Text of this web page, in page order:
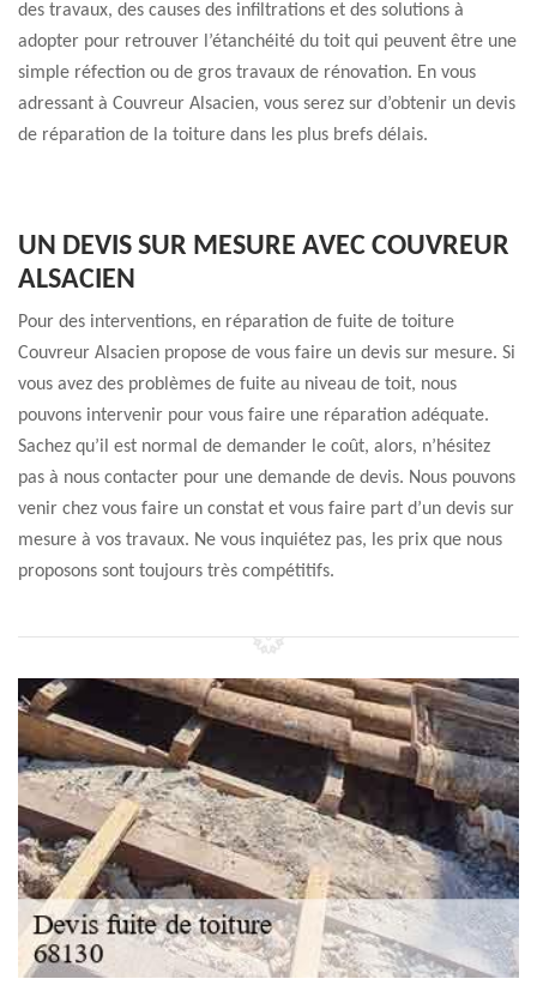
des travaux, des causes des infiltrations et des solutions à
adopter pour retrouver l’étanchéité du toit qui peuvent être une
simple réfection ou de gros travaux de rénovation. En vous
adressant à Couvreur Alsacien, vous serez sur d’obtenir un devis
de réparation de la toiture dans les plus brefs délais.
UN DEVIS SUR MESURE AVEC COUVREUR
ALSACIEN
Pour des interventions, en réparation de fuite de toiture
Couvreur Alsacien propose de vous faire un devis sur mesure. Si
vous avez des problèmes de fuite au niveau de toit, nous
pouvons intervenir pour vous faire une réparation adéquate.
Sachez qu’il est normal de demander le coût, alors, n’hésitez
pas à nous contacter pour une demande de devis. Nous pouvons
venir chez vous faire un constat et vous faire part d’un devis sur
mesure à vos travaux. Ne vous inquiétez pas, les prix que nous
proposons sont toujours très compétitifs.